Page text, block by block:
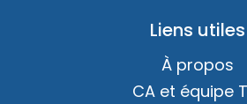
Liens utiles
À propos
CA et équipe